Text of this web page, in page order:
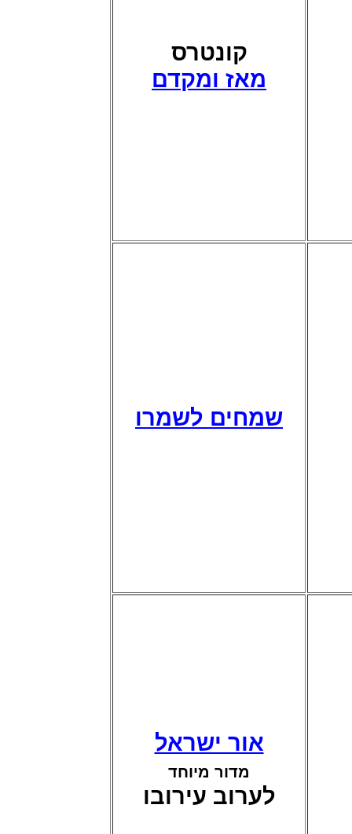
קונטרס
מאז ומקדם
שמחים לשמרו
אור ישראל
מדור מיוחד
לערוב עירובו